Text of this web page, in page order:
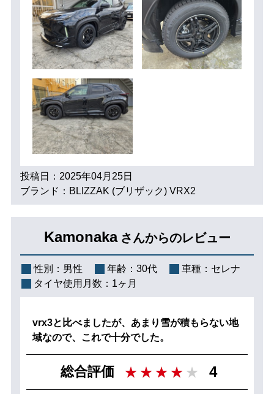
投稿日：2025年04月25日
ブランド：BLIZZAK (ブリザック) VRX2
Kamonaka さんからのレビュー
性別： 男性 年齢： 30代 車種： セレナ
タイヤ使用月数： 1ヶ月
vrx3と比べましたが、あまり雪が積もらない地
域なので、これで十分でした。
総合評価 4